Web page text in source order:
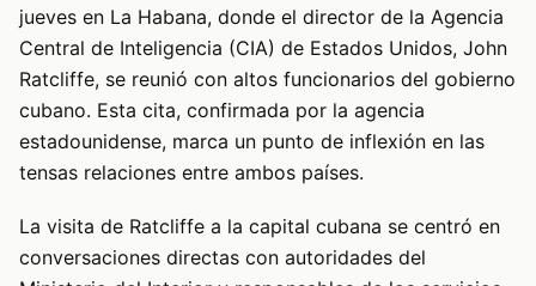
jueves en La Habana, donde el director de la Agencia
Central de Inteligencia (CIA) de Estados Unidos, John
Ratcliffe, se reunió con altos funcionarios del gobierno
cubano. Esta cita, confirmada por la agencia
estadounidense, marca un punto de inflexión en las
tensas relaciones entre ambos países.
La visita de Ratcliffe a la capital cubana se centró en
conversaciones directas con autoridades del